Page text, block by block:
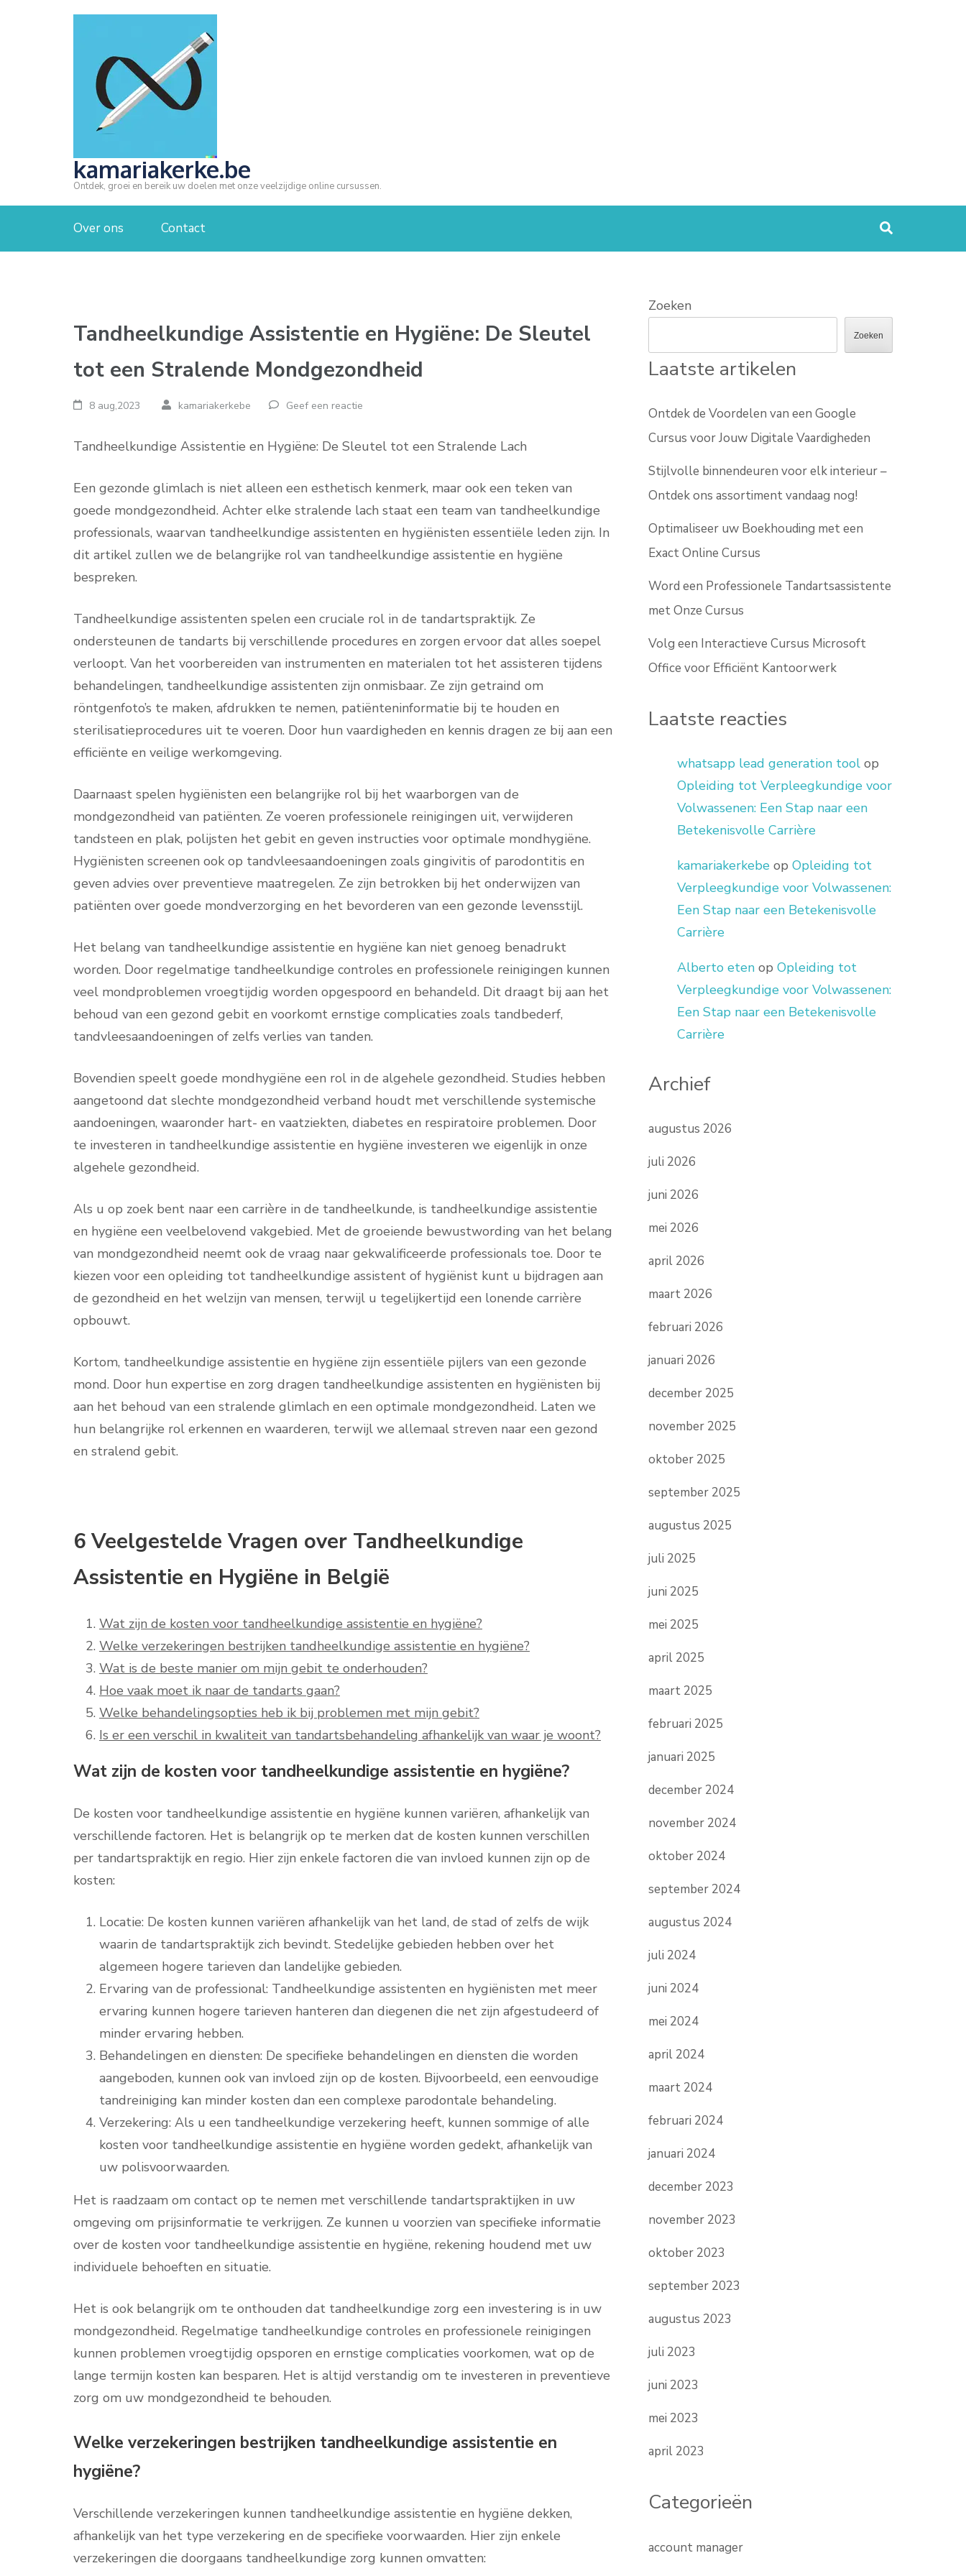
kamariakerke.be
Ontdek, groei en bereik uw doelen met onze veelzijdige online cursussen.
Over ons Contact
Tandheelkundige Assistentie en Hygiëne: De Sleutel
tot een Stralende Mondgezondheid
8 aug,2023 kamariakerkebe Geef een reactie
Tandheelkundige Assistentie en Hygiëne: De Sleutel tot een Stralende Lach
Een gezonde glimlach is niet alleen een esthetisch kenmerk, maar ook een teken van
goede mondgezondheid. Achter elke stralende lach staat een team van tandheelkundige
professionals, waarvan tandheelkundige assistenten en hygiënisten essentiële leden zijn. In
dit artikel zullen we de belangrijke rol van tandheelkundige assistentie en hygiëne
bespreken.
Tandheelkundige assistenten spelen een cruciale rol in de tandartspraktijk. Ze
ondersteunen de tandarts bij verschillende procedures en zorgen ervoor dat alles soepel
verloopt. Van het voorbereiden van instrumenten en materialen tot het assisteren tijdens
behandelingen, tandheelkundige assistenten zijn onmisbaar. Ze zijn getraind om
röntgenfoto’s te maken, afdrukken te nemen, patiënteninformatie bij te houden en
sterilisatieprocedures uit te voeren. Door hun vaardigheden en kennis dragen ze bij aan een
efficiënte en veilige werkomgeving.
Daarnaast spelen hygiënisten een belangrijke rol bij het waarborgen van de
mondgezondheid van patiënten. Ze voeren professionele reinigingen uit, verwijderen
tandsteen en plak, polijsten het gebit en geven instructies voor optimale mondhygiëne.
Hygiënisten screenen ook op tandvleesaandoeningen zoals gingivitis of parodontitis en
geven advies over preventieve maatregelen. Ze zijn betrokken bij het onderwijzen van
patiënten over goede mondverzorging en het bevorderen van een gezonde levensstijl.
Het belang van tandheelkundige assistentie en hygiëne kan niet genoeg benadrukt
worden. Door regelmatige tandheelkundige controles en professionele reinigingen kunnen
veel mondproblemen vroegtijdig worden opgespoord en behandeld. Dit draagt bij aan het
behoud van een gezond gebit en voorkomt ernstige complicaties zoals tandbederf,
tandvleesaandoeningen of zelfs verlies van tanden.
Bovendien speelt goede mondhygiëne een rol in de algehele gezondheid. Studies hebben
aangetoond dat slechte mondgezondheid verband houdt met verschillende systemische
aandoeningen, waaronder hart- en vaatziekten, diabetes en respiratoire problemen. Door
te investeren in tandheelkundige assistentie en hygiëne investeren we eigenlijk in onze
algehele gezondheid.
Als u op zoek bent naar een carrière in de tandheelkunde, is tandheelkundige assistentie
en hygiëne een veelbelovend vakgebied. Met de groeiende bewustwording van het belang
van mondgezondheid neemt ook de vraag naar gekwalificeerde professionals toe. Door te
kiezen voor een opleiding tot tandheelkundige assistent of hygiënist kunt u bijdragen aan
de gezondheid en het welzijn van mensen, terwijl u tegelijkertijd een lonende carrière
opbouwt.
Kortom, tandheelkundige assistentie en hygiëne zijn essentiële pijlers van een gezonde
mond. Door hun expertise en zorg dragen tandheelkundige assistenten en hygiënisten bij
aan het behoud van een stralende glimlach en een optimale mondgezondheid. Laten we
hun belangrijke rol erkennen en waarderen, terwijl we allemaal streven naar een gezond
en stralend gebit.
6 Veelgestelde Vragen over Tandheelkundige
Assistentie en Hygiëne in België
Wat zijn de kosten voor tandheelkundige assistentie en hygiëne?
Welke verzekeringen bestrijken tandheelkundige assistentie en hygiëne?
Wat is de beste manier om mijn gebit te onderhouden?
Hoe vaak moet ik naar de tandarts gaan?
Welke behandelingsopties heb ik bij problemen met mijn gebit?
Is er een verschil in kwaliteit van tandartsbehandeling afhankelijk van waar je woont?
Wat zijn de kosten voor tandheelkundige assistentie en hygiëne?
De kosten voor tandheelkundige assistentie en hygiëne kunnen variëren, afhankelijk van
verschillende factoren. Het is belangrijk op te merken dat de kosten kunnen verschillen
per tandartspraktijk en regio. Hier zijn enkele factoren die van invloed kunnen zijn op de
kosten:
Locatie: De kosten kunnen variëren afhankelijk van het land, de stad of zelfs de wijk
waarin de tandartspraktijk zich bevindt. Stedelijke gebieden hebben over het
algemeen hogere tarieven dan landelijke gebieden.
Ervaring van de professional: Tandheelkundige assistenten en hygiënisten met meer
ervaring kunnen hogere tarieven hanteren dan diegenen die net zijn afgestudeerd of
minder ervaring hebben.
Behandelingen en diensten: De specifieke behandelingen en diensten die worden
aangeboden, kunnen ook van invloed zijn op de kosten. Bijvoorbeeld, een eenvoudige
tandreiniging kan minder kosten dan een complexe parodontale behandeling.
Verzekering: Als u een tandheelkundige verzekering heeft, kunnen sommige of alle
kosten voor tandheelkundige assistentie en hygiëne worden gedekt, afhankelijk van
uw polisvoorwaarden.
Het is raadzaam om contact op te nemen met verschillende tandartspraktijken in uw
omgeving om prijsinformatie te verkrijgen. Ze kunnen u voorzien van specifieke informatie
over de kosten voor tandheelkundige assistentie en hygiëne, rekening houdend met uw
individuele behoeften en situatie.
Het is ook belangrijk om te onthouden dat tandheelkundige zorg een investering is in uw
mondgezondheid. Regelmatige tandheelkundige controles en professionele reinigingen
kunnen problemen vroegtijdig opsporen en ernstige complicaties voorkomen, wat op de
lange termijn kosten kan besparen. Het is altijd verstandig om te investeren in preventieve
zorg om uw mondgezondheid te behouden.
Welke verzekeringen bestrijken tandheelkundige assistentie en
hygiëne?
Verschillende verzekeringen kunnen tandheelkundige assistentie en hygiëne dekken,
afhankelijk van het type verzekering en de specifieke voorwaarden. Hier zijn enkele
verzekeringen die doorgaans tandheelkundige zorg kunnen omvatten:
Zoeken
Zoeken
Laatste artikelen
Ontdek de Voordelen van een Google
Cursus voor Jouw Digitale Vaardigheden
Stijlvolle binnendeuren voor elk interieur –
Ontdek ons assortiment vandaag nog!
Optimaliseer uw Boekhouding met een
Exact Online Cursus
Word een Professionele Tandartsassistente
met Onze Cursus
Volg een Interactieve Cursus Microsoft
Office voor Efficiënt Kantoorwerk
Laatste reacties
whatsapp lead generation tool op
Opleiding tot Verpleegkundige voor
Volwassenen: Een Stap naar een
Betekenisvolle Carrière
kamariakerkebe opOpleiding tot
Verpleegkundige voor Volwassenen:
Een Stap naar een Betekenisvolle
Carrière
Alberto eten opOpleiding tot
Verpleegkundige voor Volwassenen:
Een Stap naar een Betekenisvolle
Carrière
Archief
augustus 2026
juli 2026
juni 2026
mei 2026
april 2026
maart 2026
februari 2026
januari 2026
december 2025
november 2025
oktober 2025
september 2025
augustus 2025
juli 2025
juni 2025
mei 2025
april 2025
maart 2025
februari 2025
januari 2025
december 2024
november 2024
oktober 2024
september 2024
augustus 2024
juli 2024
juni 2024
mei 2024
april 2024
maart 2024
februari 2024
januari 2024
december 2023
november 2023
oktober 2023
september 2023
augustus 2023
juli 2023
juni 2023
mei 2023
april 2023
Categorieën
account manager